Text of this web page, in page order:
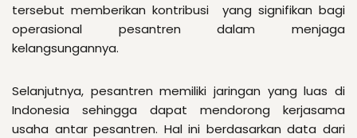
tersebut memberikan kontribusi yang signifikan bagi
operasional pesantren dalam menjaga
kelangsungannya.
Selanjutnya, pesantren memiliki jaringan yang luas di
Indonesia sehingga dapat mendorong kerjasama
usaha antar pesantren. Hal ini berdasarkan data dari